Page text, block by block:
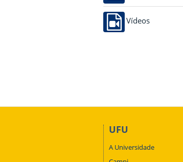
Vídeos
UFU
A Universidade